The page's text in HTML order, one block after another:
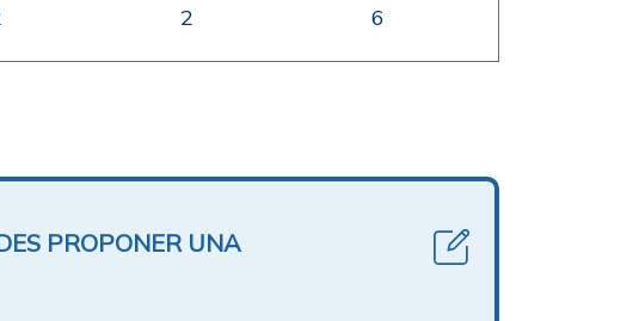
2 6
PROPONER UNA